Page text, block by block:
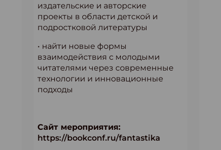
издательские и авторские
проекты в области детской и
подростковой литературы
• найти новые формы
взаимодействия с молодыми
читателями через современные
технологии и инновационные
подходы
Сайт мероприятия:
https://bookconf.ru/fantastika